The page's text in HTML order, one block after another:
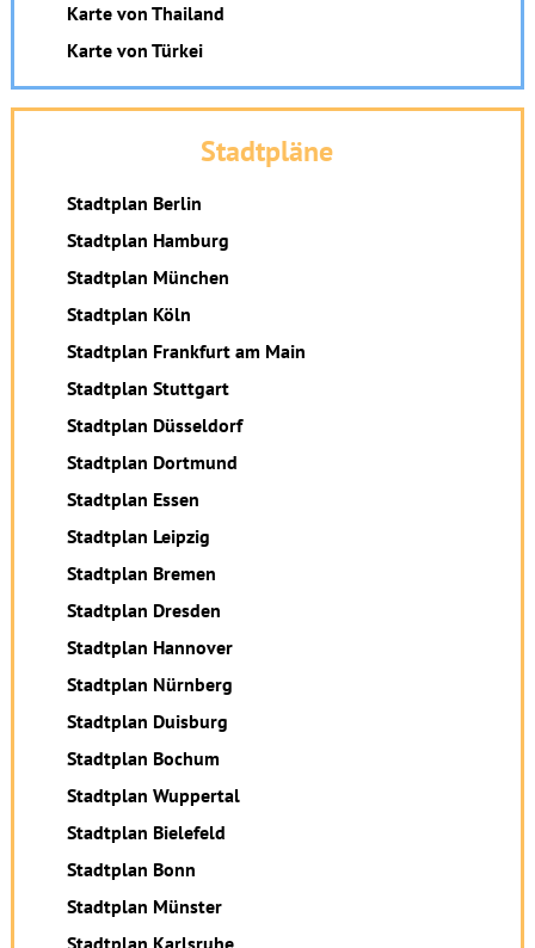
Karte von Thailand
Karte von Türkei
Stadtpläne
Stadtplan Berlin
Stadtplan Hamburg
Stadtplan München
Stadtplan Köln
Stadtplan Frankfurt am Main
Stadtplan Stuttgart
Stadtplan Düsseldorf
Stadtplan Dortmund
Stadtplan Essen
Stadtplan Leipzig
Stadtplan Bremen
Stadtplan Dresden
Stadtplan Hannover
Stadtplan Nürnberg
Stadtplan Duisburg
Stadtplan Bochum
Stadtplan Wuppertal
Stadtplan Bielefeld
Stadtplan Bonn
Stadtplan Münster
Stadtplan Karlsruhe